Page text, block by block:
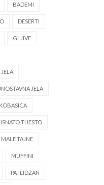
BADEMI
DESERTI
GLJIVE
JELA
KOBASICA
TIJESTO
MALE TAJNE
MUFFINI
PATLIDŽAN